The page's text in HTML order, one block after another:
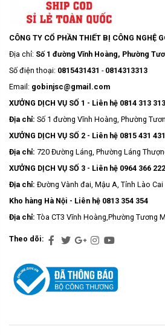
CÔNG TY CỔ PHẦN THIẾT BỊ CÔNG NGHỆ
Địa chỉ: Số 1 đường Vĩnh Hoàng, Phường
Số điện thoại: 0815431431 - 0814313313
Email: gobinjsc@gmail.com
XƯỞNG DỊCH VỤ SỐ 1 - Liên hệ 0814 313 313
Địa chỉ: Số 1 đường Vĩnh Hoàng, Phường
XƯỞNG DỊCH VỤ SỐ 2 - Liên hệ 0815 431 431
Địa chỉ: 720 Đường Láng, Phường Láng
XƯỞNG DỊCH VỤ SỐ 3 - Liên hệ 0964 366 222
Địa chỉ: Đường Vành đai, Mậu A, Tỉnh Lào Cai
Kho hàng Hà Nội - Liên hệ 0813 354 354
Địa chỉ: Tòa CT3 Vĩnh Hoàng,Phường Tương
Theo dõi: